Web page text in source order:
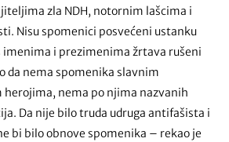
zla NDH, notornim lašcima i
Nisu spomenici posvećeni ustanku
imenima i prezimenima žrtava rušeni
da nema spomenika slavnim
herojima, nema po njima nazvanih
Da nije bilo truda udruga antifašista i
bi bilo obnove spomenika – rekao je